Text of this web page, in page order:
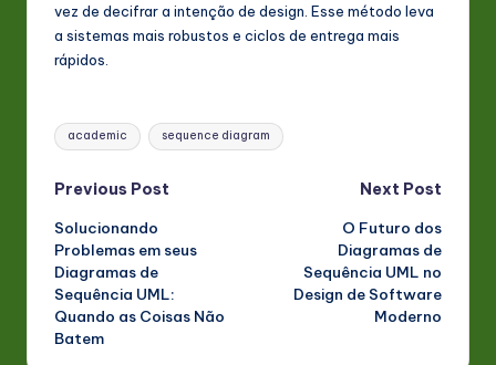
vez de decifrar a intenção de design. Esse método leva
a sistemas mais robustos e ciclos de entrega mais
rápidos.
Tags:
academic sequence diagram
Post
navigation
Previous Post
Solucionando
Problemas em seus
Diagramas de
Sequência UML:
Quando as Coisas Não
Batem
Next Post
O Futuro dos
Diagramas de
Sequência UML no
Design de Software
Moderno